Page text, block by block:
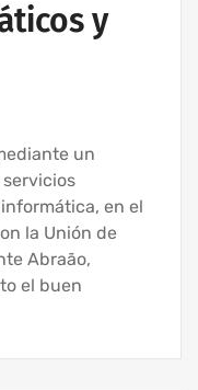
y
un
en el
la Unión de
Abraão,
el buen